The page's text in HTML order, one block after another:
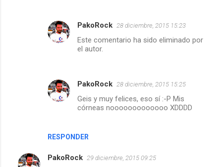
RESPONDER
PakoRock 28 diciembre, 2015 15:23
Este comentario ha sido eliminado por
el autor.
PakoRock 28 diciembre, 2015 15:25
Geis y muy felices, eso sí :-P Mis
córneas nooooooooooooo XDDDD
PakoRock 29 diciembre, 2015 09:25